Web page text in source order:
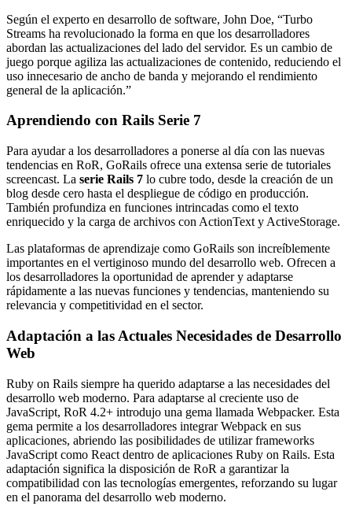
Según el experto en desarrollo de software, John Doe, “Turbo
Streams ha revolucionado la forma en que los desarrolladores
abordan las actualizaciones del lado del servidor. Es un cambio de
juego porque agiliza las actualizaciones de contenido, reduciendo el
uso innecesario de ancho de banda y mejorando el rendimiento
general de la aplicación.”
Aprendiendo con Rails Serie 7
Para ayudar a los desarrolladores a ponerse al día con las nuevas
tendencias en RoR, GoRails ofrece una extensa serie de tutoriales
screencast. La serie Rails 7 lo cubre todo, desde la creación de un
blog desde cero hasta el despliegue de código en producción.
También profundiza en funciones intrincadas como el texto
enriquecido y la carga de archivos con ActionText y ActiveStorage.
Las plataformas de aprendizaje como GoRails son increíblemente
importantes en el vertiginoso mundo del desarrollo web. Ofrecen a
los desarrolladores la oportunidad de aprender y adaptarse
rápidamente a las nuevas funciones y tendencias, manteniendo su
relevancia y competitividad en el sector.
Adaptación a las Actuales Necesidades de Desarrollo
Web
Ruby on Rails siempre ha querido adaptarse a las necesidades del
desarrollo web moderno. Para adaptarse al creciente uso de
JavaScript, RoR 4.2+ introdujo una gema llamada Webpacker. Esta
gema permite a los desarrolladores integrar Webpack en sus
aplicaciones, abriendo las posibilidades de utilizar frameworks
JavaScript como React dentro de aplicaciones Ruby on Rails. Esta
adaptación significa la disposición de RoR a garantizar la
compatibilidad con las tecnologías emergentes, reforzando su lugar
en el panorama del desarrollo web moderno.